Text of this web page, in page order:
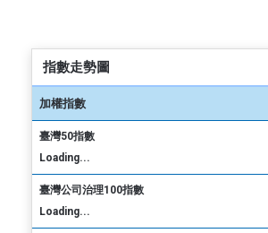
指數走勢圖
加權指數
臺灣50指數
Loading...
臺灣公司治理100指數
Loading...